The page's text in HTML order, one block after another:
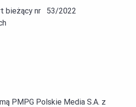
bieżący nr 53/2022
PMPG Polskie Media S.A. z